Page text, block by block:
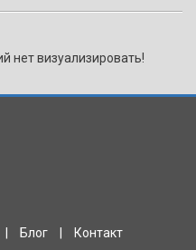
нет визуализировать!
Блог Контакт